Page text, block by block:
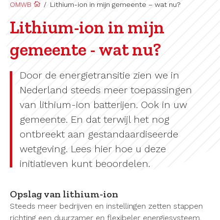
OMWB / Lithium-ion in mijn gemeente – wat nu?
Lithium-ion in mijn
gemeente - wat nu?
Door de energietransitie zien we in
Nederland steeds meer toepassingen
van lithium-ion batterijen. Ook in uw
gemeente. En dat terwijl het nog
ontbreekt aan gestandaardiseerde
wetgeving. Lees hier hoe u deze
initiatieven kunt beoordelen.
Opslag van lithium-ion
Steeds meer bedrijven en instellingen zetten stappen
richting een duurzamer en flexibeler energiesysteem.